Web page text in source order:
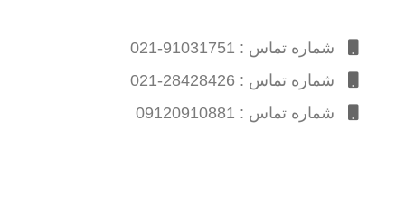
شماره تماس : 91031751-021
شماره تماس : 28428426-021
شماره تماس : 09120910881